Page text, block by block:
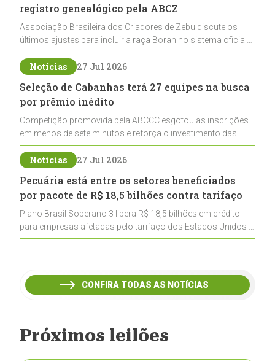
registro genealógico pela ABCZ
Associação Brasileira dos Criadores de Zebu discute os
últimos ajustes para incluir a raça Boran no sistema oficial
de registros, abrindo caminho para sua expansão na
pecuária nacional
Notícias 27 Jul 2026
Seleção de Cabanhas terá 27 equipes na busca
por prêmio inédito
Competição promovida pela ABCCC esgotou as inscrições
em menos de sete minutos e reforça o investimento das
cabanhas na seleção genética de Cavalos Crioulos voltados
ao laço
Notícias 27 Jul 2026
Pecuária está entre os setores beneficiados
por pacote de R$ 18,5 bilhões contra tarifaço
Plano Brasil Soberano 3 libera R$ 18,5 bilhões em crédito
para empresas afetadas pelo tarifaço dos Estados Unidos e
inclui a pecuária entre os setores estratégicos
CONFIRA TODAS AS NOTÍCIAS
Próximos leilões